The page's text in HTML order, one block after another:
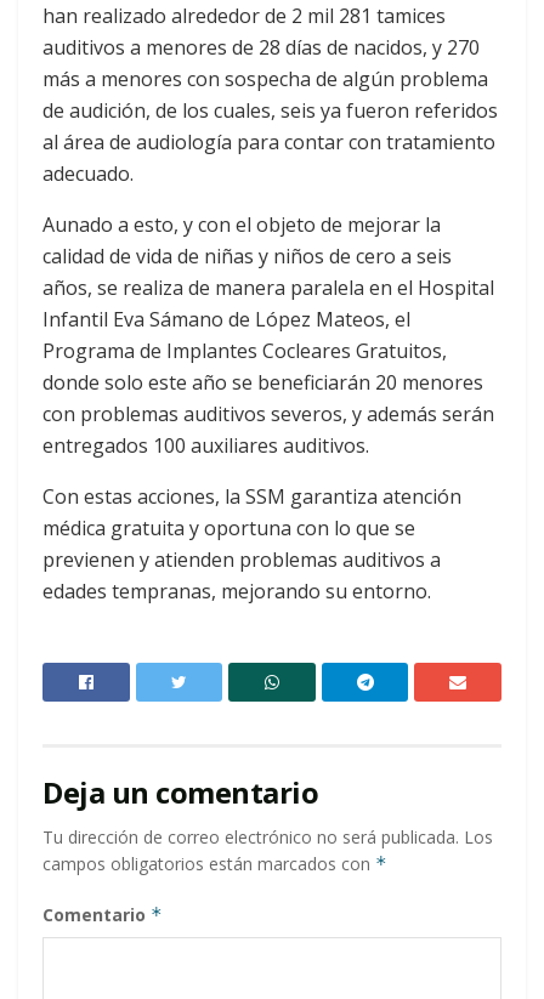
han realizado alrededor de 2 mil 281 tamices
auditivos a menores de 28 días de nacidos, y 270
más a menores con sospecha de algún problema
de audición, de los cuales, seis ya fueron referidos
al área de audiología para contar con tratamiento
adecuado.
Aunado a esto, y con el objeto de mejorar la
calidad de vida de niñas y niños de cero a seis
años, se realiza de manera paralela en el Hospital
Infantil Eva Sámano de López Mateos, el
Programa de Implantes Cocleares Gratuitos,
donde solo este año se beneficiarán 20 menores
con problemas auditivos severos, y además serán
entregados 100 auxiliares auditivos.
Con estas acciones, la SSM garantiza atención
médica gratuita y oportuna con lo que se
previenen y atienden problemas auditivos a
edades tempranas, mejorando su entorno.
Deja un comentario
Tu dirección de correo electrónico no será publicada. Los
campos obligatorios están marcados con *
Comentario *